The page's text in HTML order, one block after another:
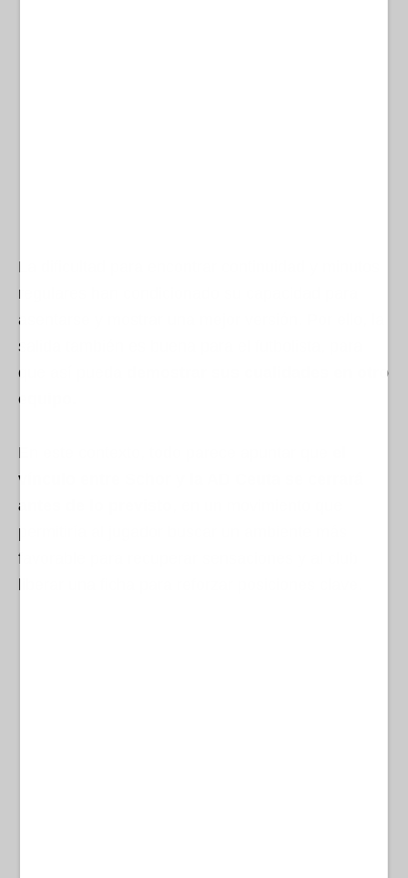
La dificultad para encontrar continuidad y minutos
regulares han condicionado su capacidad para
asentarse y mostrar una mejor versión. Por ello, la
salida también es buena para el futbolista, para
que así pueda
demostrar sus cualidades en otro
equipo.
En este contexto, todo parece apuntar que
vínculo entre Schor y la AD Ceuta se cerrará
antes de lo previsto
permitiría al jugador buscar un ambiente más
favorable para recuperar sensaciones y al club
liberar una ficha para reforzar posiciones clave.